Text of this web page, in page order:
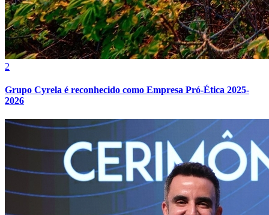
2
Grupo Cyrela é reconhecido como Empresa Pró-Ética 2025-
2026